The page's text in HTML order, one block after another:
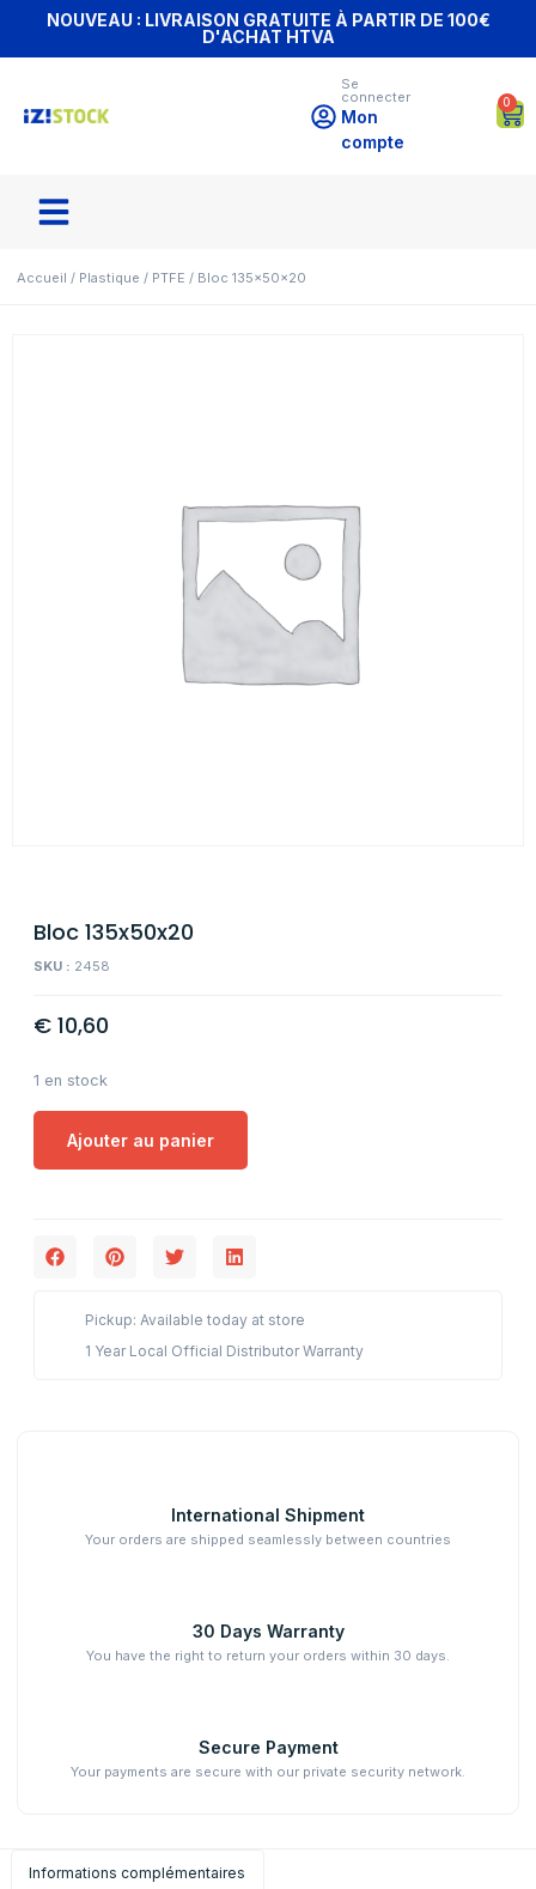
NOUVEAU : LIVRAISON GRATUITE À PARTIR DE 100€
D'ACHAT HTVA
Se
connecter
Mon
compte
0
Accueil / Plastique / PTFE / Bloc 135x50x20
Bloc 135x50x20
SKU : 2458
€ 10,60
1 en stock
Ajouter au panier
Pickup: Available today at store
1 Year Local Official Distributor Warranty
International Shipment
Your orders are shipped seamlessly between countries
30 Days Warranty
You have the right to return your orders within 30 days.
Secure Payment
Your payments are secure with our private security network.
Informations complémentaires